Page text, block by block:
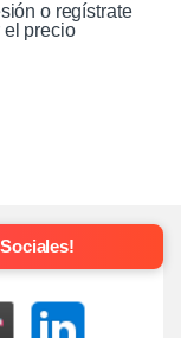
o regístrate
el precio